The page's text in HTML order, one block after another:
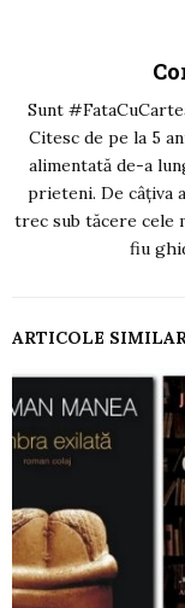
Sunt
Citesc de pe la 5
alimentată de-a
prieteni. De câțiva
trec sub tăcere cele
fiu
ARTICOLE